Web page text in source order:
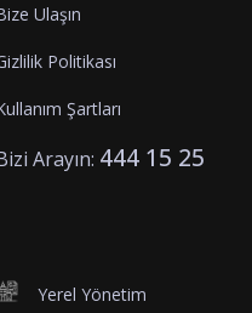
Ulaşın
Politikası
Şartları
Arayın: 444 15 25
Yerel Yönetim